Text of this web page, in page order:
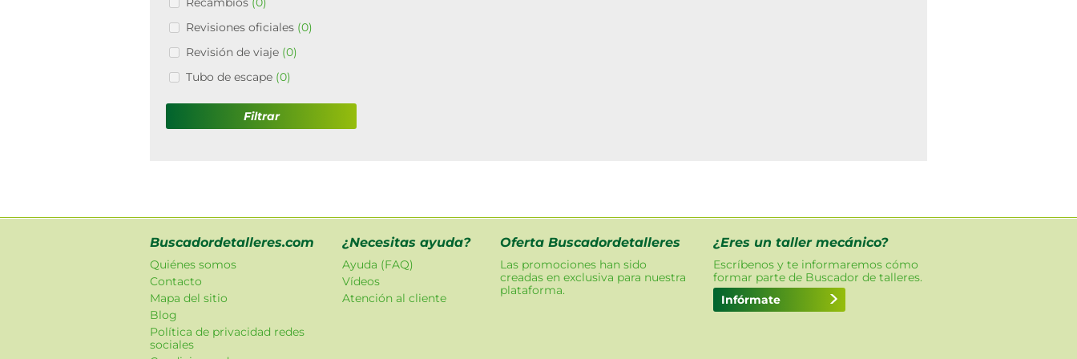
Revisiones oficiales (0)
Revisión de viaje (0)
Tubo de escape (0)
Filtrar
Buscadordetalleres.com
Quiénes somos
Contacto
Mapa del sitio
Blog
Política de privacidad redes
sociales
¿Necesitas ayuda?
Ayuda (FAQ)
Vídeos
Atención al cliente
Oferta Buscadordetalleres
Las promociones han sido
creadas en exclusiva para nuestra
plataforma.
¿Eres un taller mecánico?
Escríbenos y te informaremos cómo
formar parte de Buscador de talleres.
Infórmate